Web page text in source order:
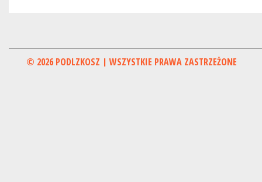
© 2026 PODLZKOSZ | WSZYSTKIE PRAWA ZASTRZEŻONE